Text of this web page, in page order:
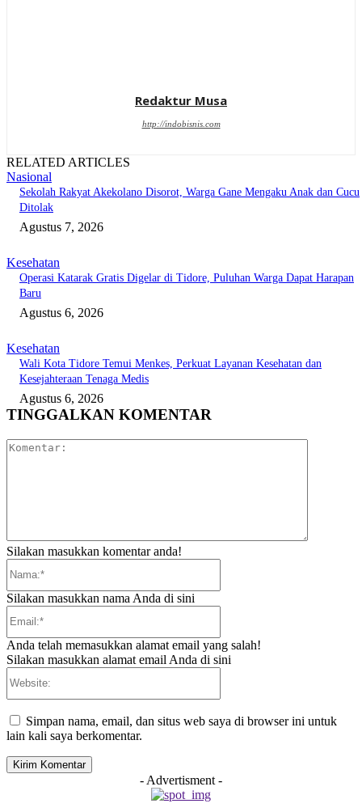
Redaktur Musa
http://indobisnis.com
RELATED ARTICLES
Nasional
Sekolah Rakyat Akekolano Disorot, Warga Gane Mengaku Anak dan Cucu
Ditolak
Agustus 7, 2026
Kesehatan
Operasi Katarak Gratis Digelar di Tidore, Puluhan Warga Dapat Harapan
Baru
Agustus 6, 2026
Kesehatan
Wali Kota Tidore Temui Menkes, Perkuat Layanan Kesehatan dan
Kesejahteraan Tenaga Medis
Agustus 6, 2026
TINGGALKAN KOMENTAR
Silakan masukkan komentar anda!
Silakan masukkan nama Anda di sini
Anda telah memasukkan alamat email yang salah!
Silakan masukkan alamat email Anda di sini
Simpan nama, email, dan situs web saya di browser ini untuk
lain kali saya berkomentar.
- Advertisment -